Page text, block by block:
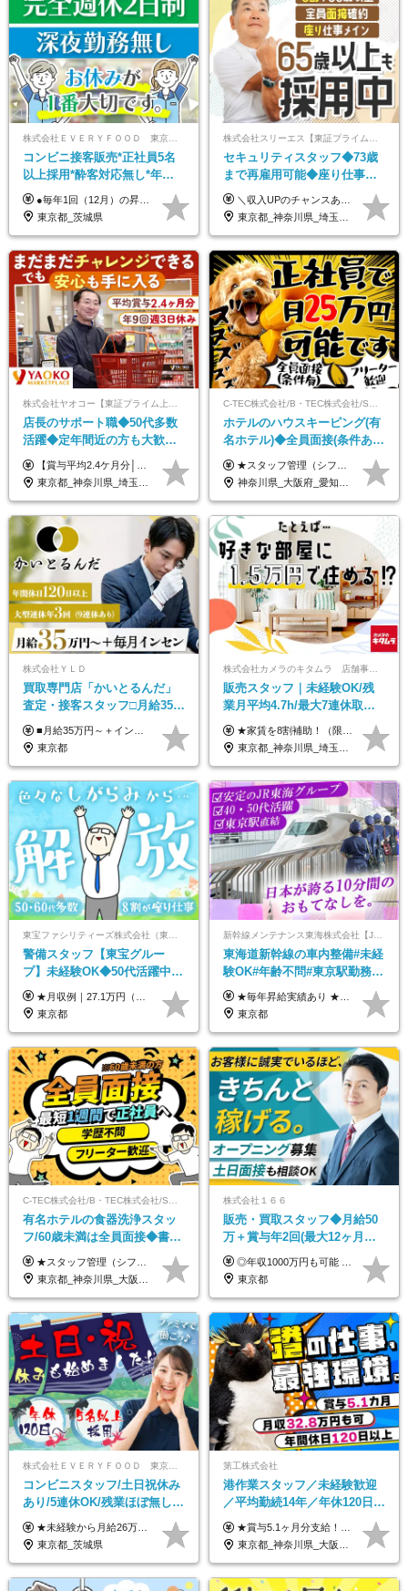
株式会社ＥＶＥＲＹＦＯＯＤ 東京本社
コンビニ接客販売*正社員5名
以上採用*酔客対応無し*年休
120日～*創業59年の安定基盤*
コンビニ経験者優遇
●毎年1回（12月）の昇給で給与にしっかり反映！ ●賞与年2回あり（6月・12月） 月給26万円＋賞与年2回＋交通費全額支給 役職の有無にかかわらず、日々の頑張りは正当に評価します！ リーダー・店長昇格後は等級に合わせて給与UP＋役職手当があるので、 納得感を持って働くことができます◎ ※経験・スキルを考慮の上、決定します ※上記金額には固定残業代（21時間分・3万7300円以上）を含みます。超過分は別途全額支給します ※試用期間3ヶ月間あり（期間中の給与・待遇に差異はありません）
東京都_茨城県
セキュリティスタッフ◆73歳
まで再雇用可能◆座り仕事中
心◆東証プライム上場G◆応
募者全員面接◆賞与年2回
＼収入UPのチャンスあり◎昇給も可能です！／ ◆正社員 月給(地域による）＋グレード手当、深夜手当、残業代（全額支給）等の各種手当＋賞与年2回 ＜東京都／神奈川県（横浜市）＞ 月給21万4000円～27万円 ＜埼玉県／千葉県＞ 月給19万90000円～25万1000円 ＜栃木県／茨城県／山梨県＞ 月給18万4000円～23万6000円 【試用期間】 正社員：3ヵ月 アルバイト：なし ※試用期間と本採用後の給与・待遇に差異はありません ※グレード手当、深夜手当の詳細額は面接にてご案内させていただきます ※正社員は60歳定年のため、60代の方は嘱託社員での採用です。給与条件は嘱託給与となり、退職金と賞与がありません ＼正社員は「グレード認定制」という評価あり！制度勤続年数等に応じて入社時から手当を支給／ ◆グレードI：＋2000円（入社時～） ◆グレードII：＋5000円（在籍1年以上＆当社基準に当てはまる方） ◆グレードIII：＋1万円（社内試験の合格者） ◆アルバイト・パート 東京都:時給1226円 神奈川県:時給1225円 千葉県：時給1140円 埼玉県:時給1141円 栃木県:1068円 茨城県:1074円 山梨県:1052円
東京都_神奈川県_埼玉県_千葉県_茨城県_栃木県_山梨県
店長のサポート職◆50代多数
活躍◆定年間近の方も大歓
迎！◆出勤はお昼から◆平均
賞与2.4ヶ月分◆残業少なめ
【賞与平均2.4ケ月分│決算賞与も20年以上連続で支給中！】 ＜月収例＞ 月収29万円（地域限定正社員／残業代・各種手当含む） 月収26万円（契約社員／残業代・各種手当含む） ◆月給：月給258,400円～361,500円＋残業代＋各種手当 ※給与は前職での経験、スキルを考慮し、決定します ※残業代は全額支給します ※契約社員としてご入社いただく方は、賞与額に差異あり。詳細は面接でお話しします ※試用期間3ヶ月あり。条件に変更はありません ※契約社員の場合：契約期間12カ月（更新あり） ※60歳未満でご入社いただいた方も、60歳になったタイミングで雇用形態は契約社員に切り替えとなります。
東京都_神奈川県_埼玉県_千葉県_茨城県_栃木県_群馬県
ホテルのハウスキーピング(有
名ホテル)◆全員面接(条件あ
り)◆未経験OK◆リゾート地
も選べる◆月25万円
★スタッフ管理（シフト調整など）の経験があれば【月給28万円以上】 ★賞与支給実績：基本給の2ヶ月分～3ヶ月分 ＝＝ライフスタイルに合わせて働き方を選べます＝＝ ■正社員 ＜未経験者＞月給25万円(寮なしの場合)～35万円＋賞与年2回 ＜経験者＞月給28万円～35万円＋賞与年2回 ※寮をご利用の場合は月給22万円～ ※経験やスキルに応じて決定します ※残業代全額支給 ※試用期間（3ヶ月間）中の雇用形態や待遇に差異はありません ※正社員の場合、転勤の可能性あり ■契約社員 月給22万円～＋残業代全額支給 ※契約社員の場合、賞与の支給および転勤の可能性はありません ※勤務時間や勤務日数の希望があればご相談に応じます ※試用期間なし ※契約の更新 有(勤務状況により判断する) 更新上限 有(通算契約期間の上限 1年/更新回数の上限 なし)
神奈川県_大阪府_愛知県_北海道_兵庫県_京都府_広島県_福岡県_大分県_宮崎県_鹿児島県_沖縄県
株式会社ＹＬＤ
買取専⾨店「かいとるんだ」
査定・接客スタッフ□⽉給35万
円以上＋毎⽉インセン□年休
120日以上□土日休み
■月給35万円～＋インセンティブ＋各種手当 ※固定残業代（月45時間分87,600円～）を含む。超過した場合は別途残業代を支給いたします ※経験・年齢などを考慮の上、決定します ※試用期間3ヶ月あり（待遇に変動なし）
東京都
株式会社カメラのキタムラ 店舗事業部【カメラのキタムラ】
販売スタッフ｜未経験OK/残
業月平均4.7h/最大7連休取得
可/全国募集/家賃8割を会社が
負担/賞与年2回
★家賃を8割補助！（限度額は地域により異なる） ※転勤による引っ越しが発生する場合 ＝＝＝＝＝＝＝＝＝＝＝＝＝＝＝＝＝＝＝＝＝＝＝ 例えば、家賃7.5万円なら6万円は会社で負担。 あなたが支払うのは、たったの1.5万円です！ 年間では自己負担額が約72万ほどお得になります！ ＝＝＝＝＝＝＝＝＝＝＝＝＝＝＝＝＝＝＝＝＝＝＝ 月給22万8,700円～26万3,100円＋賞与年2回（初回の支給は当社規定による）＋残業手当 ＜実際の給与例＞ *24歳:月給23万4,700円＋賞与年2回（初回の支給は当社規定による）＋残業手当＋諸手当 ※上記はあくまで参考月給です。ご経歴・年齢を考慮し、当社規定により決定します ※評価により昇給あり ※残業代は別途支給あり ※試用期間2ヶ月あり（期間中の給与・待遇に差異はありません） 【実在する社員の年収モデル】 年収530万円（30歳） 年収820万円（40歳） 【入社時の想定年収】 330万円～900万円
東京都_神奈川県_埼玉県_千葉県_大阪府_愛知県_北海道_青森県_宮城県_秋田県_山形県_茨城県_群馬県_新潟県_長野県_富山県_静岡県_三重県_兵庫県_京都府_広島県_岡山県_鳥取県_山口県_徳島県_香川県_愛媛県_福岡県_熊本県_佐賀県_長崎県_大分県_宮崎県_鹿児島県
警備スタッフ【東宝グルー
プ】未経験OK◆50代活躍中
◆1勤務で2日分休み◆8割が座
り仕事◆賞与年2回
★月収例｜27.1万円（月給+残業代2.4万円+資格手当0.2万円+家族手当0.85万円） ★賞与年2回＆充実した手当あり！ ■月給23万6,500円～＋賞与年2回＋各種手当 ┗月給には職務手当19,500円、調整手当15,000円、住宅手当18,500円、契約社員手当1,500円を含みます ※試用期間4ヶ月(期間中の給与・待遇の差異はありません) ━━━━━━━━━━ 各種手当も充実！ ━━━━━━━━━━ ★家族手当 ★役付手当 ★資格手当 ★年末年始勤務手当 ★交通費支給（月5万円以内／6ヶ月分の定期代を支給） ★残業・深夜残業手当（全額支給） ━━━━━━━━━━ 給与支給日は毎月25日です ━━━━━━━━━━ 例：1月1日付入社の場合 1月25日に基本給+変動しない手当を支給 2月25日に前月分の残業手当など変動する手当を支給
東京都
東海道新幹線の車内整備#未経
験OK#年齢不問#東京駅勤務
#59歳まで正社員登用可＆登用
実績多数！
★毎年昇給実績あり ★入社3年で430万円も可(正社員登用された場合) ■入社時月収例：25万2840円(1万2040円×21日)＋賞与支給実績有（年2回・2025年度） 日給1万2040円 ※別途「超過勤務手当、祝繁手当、特殊手当」の支給有 ※試用期間中（2ヶ月）の待遇・雇用形態に差異はございません
東京都
有名ホテルの食器洗浄スタッ
フ/60歳未満は全員面接◆書類
選考なし◆ブランクOK◆月25
万～ ◆40～50代活躍
★スタッフ管理（シフト調整など）の経験があれば【月給28万円以上】 ★賞与支給実績：基本給の2ヶ月分～3ヶ月分 ＝＝ライフスタイルに合わせて働き方を選べます＝＝ ■正社員 ＜未経験者＞月給25万円～35万円＋賞与年2回 ＜経験者＞月給28万円～35万円＋賞与年2回 ※経験やスキルに応じて決定します ※残業代全額支給 ※試用期間（3ヶ月間）中の雇用形態や待遇に差異はありません ※正社員の場合、転勤の可能性あり ■契約社員 月給22万円～＋残業代全額支給 ※契約社員の場合、賞与の支給および転勤の可能性はありません ※勤務時間や勤務日数の希望があればご相談に応じます ※試用期間なし ※契約の更新 有(勤務状況により判断する) 更新上限 有(通算契約期間の上限 1年/更新回数の上限 なし)
東京都_神奈川県_大阪府_愛知県_北海道_京都府_福岡県_沖縄県
株式会社１６６
販売・買取スタッフ◆月給50
万＋賞与年2回(最大12ヶ月分
支給)◆前職給与保証◆年収
1000万可◆オープニング
◎年収1000万円も可能 ◎複雑な条件やノルマは一切なし！ 頑張った分だけシンプルに還元される給与体系です。 経験者の方には「前職給与保証」をお約束します！ ■月給50万円～80万円（役職手当を含む） ★平均月収：60～70万円程度 ★「〇件以上で支給」といった複雑な条件やノルマの縛りは一切ありません。 お客様に寄り添い、利益が出た分はしっかりとあなたの給与へ還元します！ ※経験・能力を考慮のうえ決定します。 ※試用期間3ヶ月あり。その間の待遇・給与に差異はありません。 ※上記の金額は固定残業代（20時間/5万円～）含んだ金額です。 超過分は別途記載します。
東京都
株式会社ＥＶＥＲＹＦＯＯＤ 東京本社
コンビニスタッフ/土日祝休み
あり/5連休OK/残業ほぼ無し/
賞与年2回/トイレ掃除・夜勤
無し/面接1回
★未経験から月給26万円スタート！ ★毎年1回（12月）の昇給＋賞与（年2回）で給与にしっかり反映！ 月給26万円＋賞与年2回＋交通費全額支給 ※リーダー・店長昇格後は基本給2万円UP＋役職手当支給 ※経験・スキルを考慮の上、決定します ※上記金額には固定残業代（21時間分・3万7300円以上）を含みます。超過分は別途全額支給します ※試用期間3ヶ月間あり（期間中の給与・待遇に差異はありません）
東京都_茨城県
第工株式会社
港作業スタッフ／未経験歓迎
／平均勤続14年／年休120日以
上／食事手当・家族手当あり
／賞与5.1ヶ月分
★賞与5.1ヶ月分支給！ ★入社3年目・30代で年収730万円の先輩も活躍中！ ★入社1年目・20代で月収29万円の実績あり 月給：22.5万円～30.5万円＋各種手当＋賞与年2回＋残業代全額支給 ※経験・能力などを考慮のうえ決定します ※上記月給には食事手当(5000円／月）を含みます ※残業代は分単位で100％支給いたします ※試用期間3ヶ月。その間の給与・待遇に差異はありません 【月収例】 ◆33.5万円／31歳 入社7か月 ◆38.5万円／32歳 入社1年目 ◆48.4万円／44歳 入社12年目 ※経験・能力などを考慮のうえ決定 ※月収・給与例には休日手当も含みます 【手当詳細】 ◆交通費規定支給（上限3万5000円／月） ◆時間外手当全額支給 ◆休日出勤手当 ◆港湾住宅あり（1R・2万円台～） ◆資格取得支援制度：全額負担 ◆地域手当：関東地区1万円／月
東京都_神奈川県_大阪府_愛知県_兵庫県